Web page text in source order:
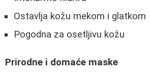
Ostavlja kožu mekom i glatkom
Pogodna za osetljivu kožu
Prirodne i domaće maske